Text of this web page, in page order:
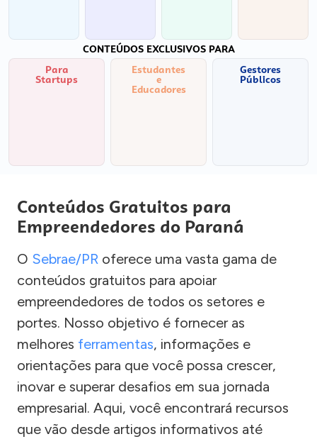
CONTEÚDOS EXCLUSIVOS PARA
Para
Startups
Estudantes
e
Educadores
Gestores
Públicos
Conteúdos Gratuitos para
Empreendedores do Paraná
O Sebrae/PR oferece uma vasta gama de
conteúdos gratuitos para apoiar
empreendedores de todos os setores e
portes. Nosso objetivo é fornecer as
melhores ferramentas, informações e
orientações para que você possa crescer,
inovar e superar desafios em sua jornada
empresarial. Aqui, você encontrará recursos
que vão desde artigos informativos até